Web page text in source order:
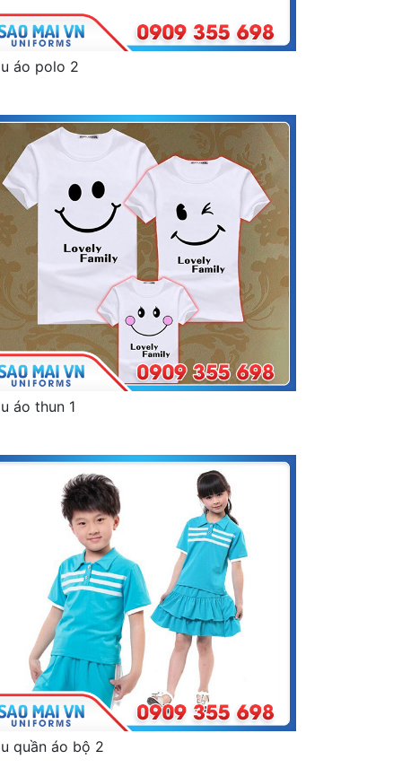
áo polo 2
áo thun 1
quần áo bộ 2